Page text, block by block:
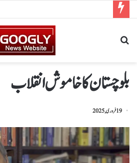
بلوچستان کا خاموش انقلاب
19 فروری, 2025